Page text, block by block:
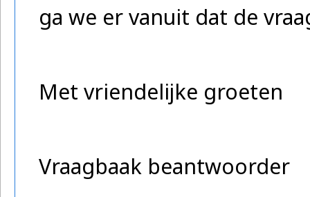
ga we er vanuit dat de
Met vriendelijke groeten
Vraagbaak beantwoorder